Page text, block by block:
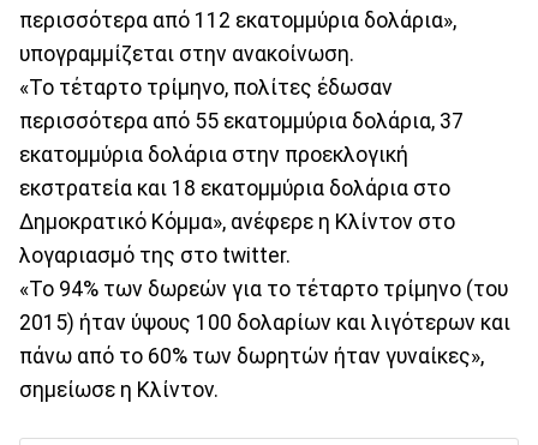
περισσότερα από 112 εκατομμύρια δολάρια»,
υπογραμμίζεται στην ανακοίνωση.
«Το τέταρτο τρίμηνο, πολίτες έδωσαν
περισσότερα από 55 εκατομμύρια δολάρια, 37
εκατομμύρια δολάρια στην προεκλογική
εκστρατεία και 18 εκατομμύρια δολάρια στο
Δημοκρατικό Κόμμα», ανέφερε η Κλίντον στο
λογαριασμό της στο twitter.
«Το 94% των δωρεών για το τέταρτο τρίμηνο (του
2015) ήταν ύψους 100 δολαρίων και λιγότερων και
πάνω από το 60% των δωρητών ήταν γυναίκες»,
σημείωσε η Κλίντον.